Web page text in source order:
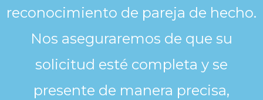
reconocimiento de pareja de hecho.
Nos aseguraremos de que su
solicitud esté completa y se
presente de manera precisa,